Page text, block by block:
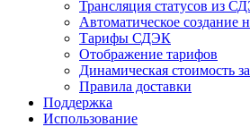
Трансляция статусов из
Автоматическое создание
Тарифы СДЭК
Отображение тарифов
Динамическая стоимость
Правила доставки
Поддержка
Использование